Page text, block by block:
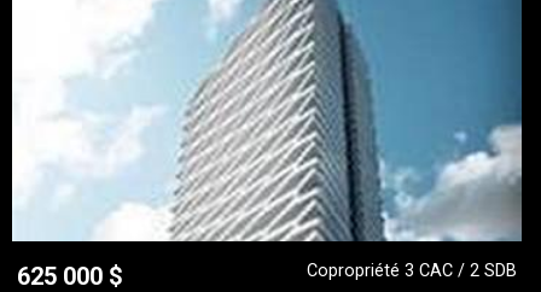
625 000 $
Copropriété 3 CAC / 2 SDB